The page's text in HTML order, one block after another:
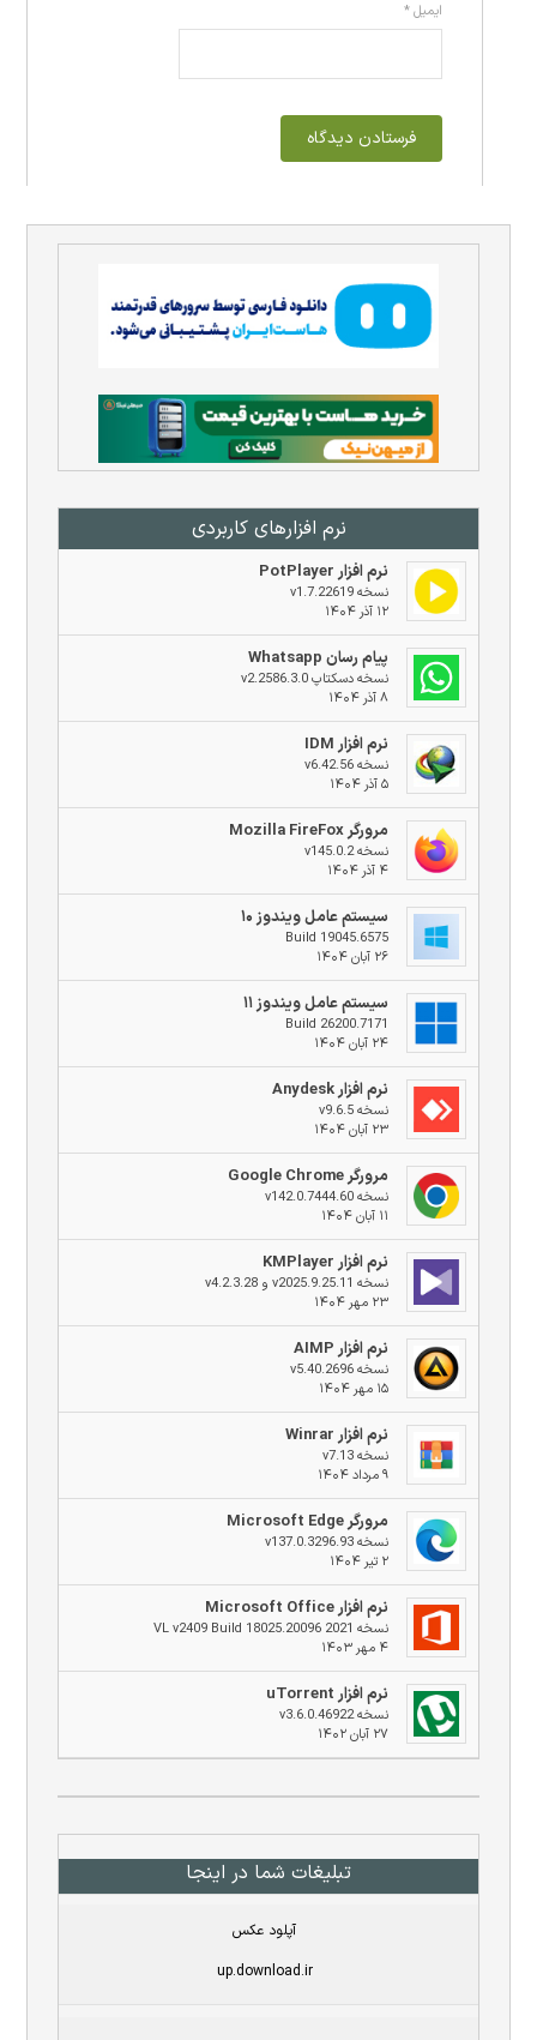
نرم افزار‌های کاربردی
نرم افزار PotPlayer
نسخه v1.7.22619
۱۲ آذر ۱۴۰۴
پیام رسان Whatsapp
نسخه دسکتاپ v2.2586.3.0
۸ آذر ۱۴۰۴
نرم افزار IDM
نسخه v6.42.56
۵ آذر ۱۴۰۴
مرورگر Mozilla FireFox
نسخه v145.0.2
۴ آذر ۱۴۰۴
سیستم عامل ویندوز ۱۰
Build 19045.6575
۲۶ آبان ۱۴۰۴
سیستم عامل ویندوز ۱۱
Build 26200.7171
۲۴ آبان ۱۴۰۴
نرم افزار Anydesk
نسخه v9.6.5
۲۳ آبان ۱۴۰۴
مرورگر Google Chrome
نسخه v142.0.7444.60
۱۱ آبان ۱۴۰۴
نرم افزار KMPlayer
نسخه v2025.9.25.11 و v4.2.3.28
۲۳ مهر ۱۴۰۴
نرم افزار AIMP
نسخه v5.40.2696
۱۵ مهر ۱۴۰۴
نرم افزار Winrar
نسخه v7.13
۹ مرداد ۱۴۰۴
مرورگر Microsoft Edge
نسخه v137.0.3296.93
۲ تیر ۱۴۰۴
نرم افزار Microsoft Office
نسخه 2021 VL v2409 Build 18025.20096
۴ مهر ۱۴۰۳
نرم افزار uTorrent
نسخه v3.6.0.46922
۲۷ آبان ۱۴۰۲
تبلیغات شما در اینجا
آپلود عکس
up.download.ir
ایمیل*